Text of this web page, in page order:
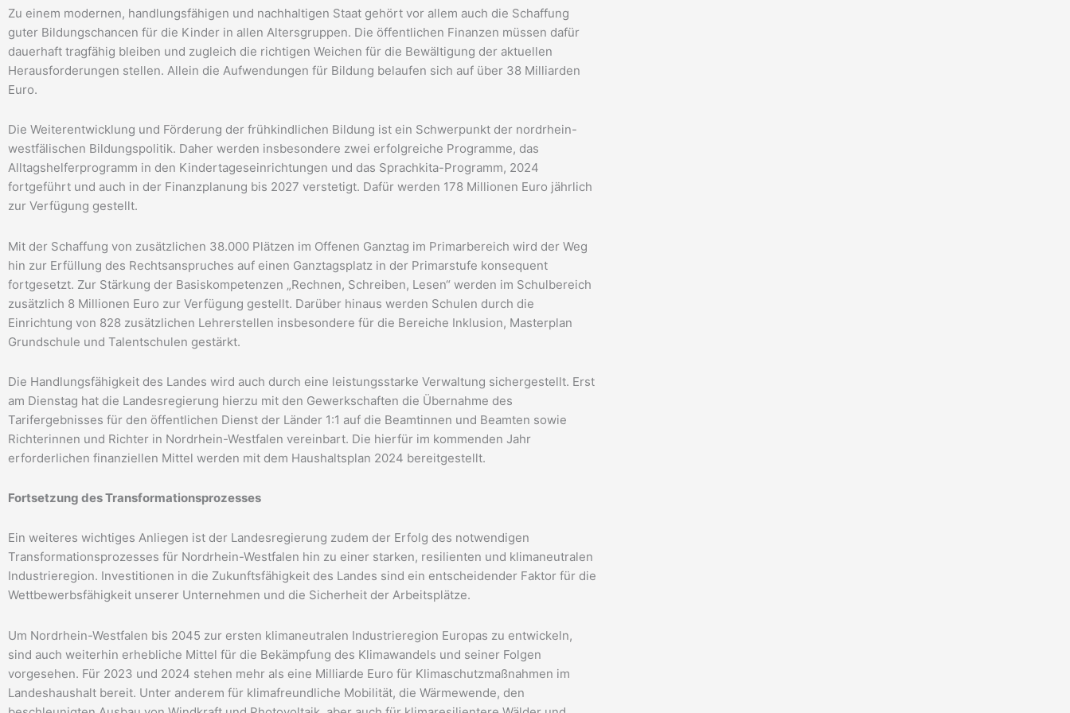
Zu einem modernen, handlungsfähigen und nachhaltigen Staat gehört vor allem auch die Schaffung
guter Bildungschancen für die Kinder in allen Altersgruppen. Die öffentlichen Finanzen müssen dafür
dauerhaft tragfähig bleiben und zugleich die richtigen Weichen für die Bewältigung der aktuellen
Herausforderungen stellen. Allein die Aufwendungen für Bildung belaufen sich auf über 38 Milliarden
Euro.
Die Weiterentwicklung und Förderung der frühkindlichen Bildung ist ein Schwerpunkt der nordrhein-
westfälischen Bildungspolitik. Daher werden insbesondere zwei erfolgreiche Programme, das
Alltagshelferprogramm in den Kindertageseinrichtungen und das Sprachkita-Programm, 2024
fortgeführt und auch in der Finanzplanung bis 2027 verstetigt. Dafür werden 178 Millionen Euro jährlich
zur Verfügung gestellt.
Mit der Schaffung von zusätzlichen 38.000 Plätzen im Offenen Ganztag im Primarbereich wird der Weg
hin zur Erfüllung des Rechtsanspruches auf einen Ganztagsplatz in der Primarstufe konsequent
fortgesetzt. Zur Stärkung der Basiskompetenzen „Rechnen, Schreiben, Lesen“ werden im Schulbereich
zusätzlich 8 Millionen Euro zur Verfügung gestellt. Darüber hinaus werden Schulen durch die
Einrichtung von 828 zusätzlichen Lehrerstellen insbesondere für die Bereiche Inklusion, Masterplan
Grundschule und Talentschulen gestärkt.
Die Handlungsfähigkeit des Landes wird auch durch eine leistungsstarke Verwaltung sichergestellt. Erst
am Dienstag hat die Landesregierung hierzu mit den Gewerkschaften die Übernahme des
Tarifergebnisses für den öffentlichen Dienst der Länder 1:1 auf die Beamtinnen und Beamten sowie
Richterinnen und Richter in Nordrhein-Westfalen vereinbart. Die hierfür im kommenden Jahr
erforderlichen finanziellen Mittel werden mit dem Haushaltsplan 2024 bereitgestellt.
Fortsetzung des Transformationsprozesses
Ein weiteres wichtiges Anliegen ist der Landesregierung zudem der Erfolg des notwendigen
Transformationsprozesses für Nordrhein-Westfalen hin zu einer starken, resilienten und klimaneutralen
Industrieregion. Investitionen in die Zukunftsfähigkeit des Landes sind ein entscheidender Faktor für die
Wettbewerbsfähigkeit unserer Unternehmen und die Sicherheit der Arbeitsplätze.
Um Nordrhein-Westfalen bis 2045 zur ersten klimaneutralen Industrieregion Europas zu entwickeln,
sind auch weiterhin erhebliche Mittel für die Bekämpfung des Klimawandels und seiner Folgen
vorgesehen. Für 2023 und 2024 stehen mehr als eine Milliarde Euro für Klimaschutzmaßnahmen im
Landeshaushalt bereit. Unter anderem für klimafreundliche Mobilität, die Wärmewende, den